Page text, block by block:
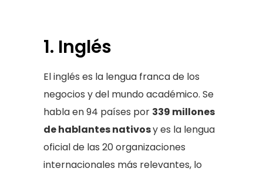
1. Inglés
El inglés es la lengua franca de los
negocios y del mundo académico. Se
habla en 94 países por 339 millones
de hablantes nativosy es la lengua
oficial de las 20 organizaciones
internacionales más relevantes, lo